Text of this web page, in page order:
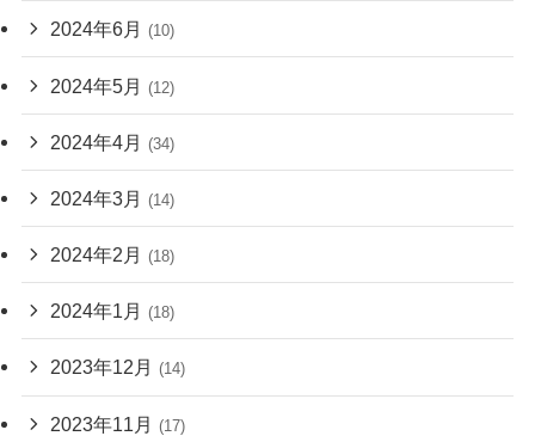
2024年6月 (10)
2024年5月 (12)
2024年4月 (34)
2024年3月 (14)
2024年2月 (18)
2024年1月 (18)
2023年12月 (14)
2023年11月 (17)